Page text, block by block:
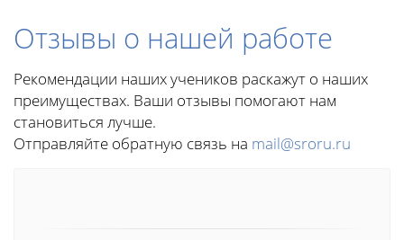
Отзывы о нашей работе
Рекомендации наших учеников раскажут о наших
преимуществах. Ваши отзывы помогают нам
становиться лучше.
Отправляйте обратную связь на mail@sroru.ru